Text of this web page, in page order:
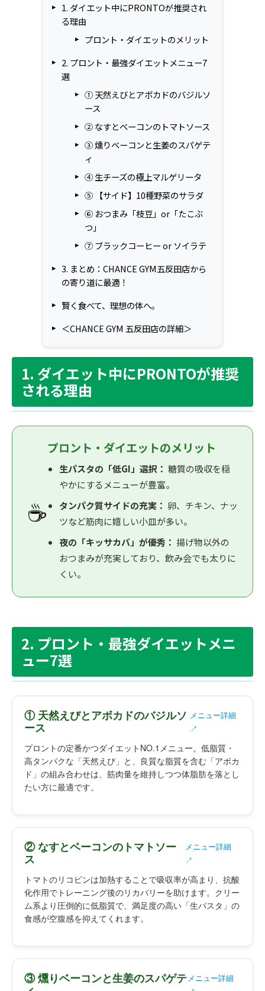
1. ダイエット中にPRONTOが推奨され
る理由
プロント・ダイエットのメリット
2. プロント・最強ダイエットメニュー7
選
① 天然えびとアボカドのバジルソ
ース
② なすとベーコンのトマトソース
③ 燻りベーコンと生姜のスパゲテ
ィ
④ 生チーズの極上マルゲリータ
⑤ 【サイド】10種野菜のサラダ
⑥ おつまみ「枝豆」or「たこぶ
つ」
⑦ ブラックコーヒー or ソイラテ
3. まとめ：CHANCE GYM五反田店から
の寄り道に最適！
賢く食べて、理想の体へ。
＜CHANCE GYM 五反田店の詳細＞
1. ダイエット中にPRONTOが推奨
される理由
☕
プロント・ダイエットのメリット
生パスタの「低GI」選択： 糖質の吸収を穏
やかにするメニューが豊富。
タンパク質サイドの充実： 卵、チキン、ナッ
ツなど筋肉に嬉しい小皿が多い。
夜の「キッサカバ」が優秀： 揚げ物以外の
おつまみが充実しており、飲み会でも太りに
くい。
2. プロント・最強ダイエットメニ
ュー7選
① 天然えびとアボカドのバジルソ
ース
メニュー詳細
↗
プロントの定番かつダイエットNO.1メニュー。低脂質・
高タンパクな「天然えび」と、良質な脂質を含む「アボカ
ド」の組み合わせは、筋肉量を維持しつつ体脂肪を落とし
たい方に最適です。
② なすとベーコンのトマトソー
ス
メニュー詳細
↗
トマトのリコピンは加熱することで吸収率が高まり、抗酸
化作用でトレーニング後のリカバリーを助けます。クリー
ム系より圧倒的に低脂質で、満足度の高い「生パスタ」の
食感が空腹感を抑えてくれます。
③ 燻りベーコンと生姜のスパゲテメニュー詳細